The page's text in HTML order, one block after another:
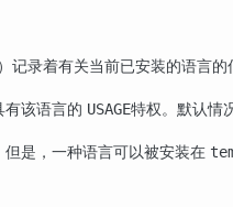
）记录着有关当前已安装的语言的
该语言的 USAGE特权。默认情
是，一种语言可以被安装在